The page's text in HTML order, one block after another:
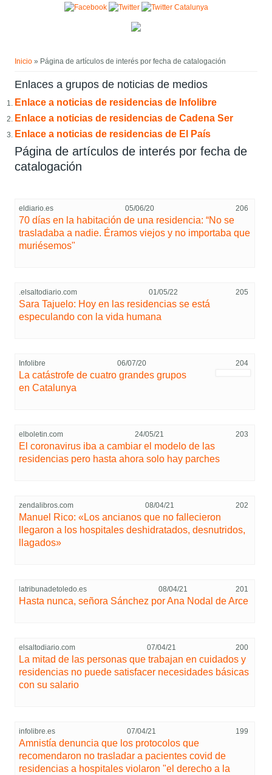
Pasar al contenido principal
Inicio » Página de artículos de interés por fecha de catalogación
Enlaces a grupos de noticias de medios
Enlace a noticias de residencias de Infolibre
Enlace a noticias de residencias de Cadena Ser
Enlace a noticias de residencias de El País
Página de artículos de interés por fecha de
catalogación
eldiario.es 05/06/20 206
70 días en la habitación de una residencia: “No se
trasladaba a nadie. Éramos viejos y no importaba que
muriésemos"
.elsaltodiario.com 01/05/22 205
Sara Tajuelo: Hoy en las residencias se está
especulando con la vida humana
Infolibre 06/07/20 204
La catástrofe de cuatro grandes grupos
en Catalunya
elboletin.com 24/05/21 203
El coronavirus iba a cambiar el modelo de las
residencias pero hasta ahora solo hay parches
zendalibros.com 08/04/21 202
Manuel Rico: «Los ancianos que no fallecieron
llegaron a los hospitales deshidratados, desnutridos,
llagados»
latribunadetoledo.es 08/04/21 201
Hasta nunca, señora Sánchez por Ana Nodal de Arce
elsaltodiario.com 07/04/21 200
La mitad de las personas que trabajan en cuidados y
residencias no puede satisfacer necesidades básicas
con su salario
infolibre.es 07/04/21 199
Amnistía denuncia que los protocolos que
recomendaron no trasladar a pacientes covid de
residencias a hospitales violaron "el derecho a la